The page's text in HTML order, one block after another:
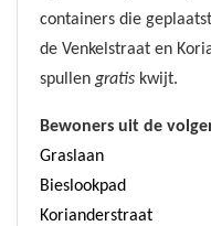
containers die
de Venkelstraat en
spullen gratis kwijt.
Bewoners uit de
Graslaan
Bieslookpad
Korianderstraat